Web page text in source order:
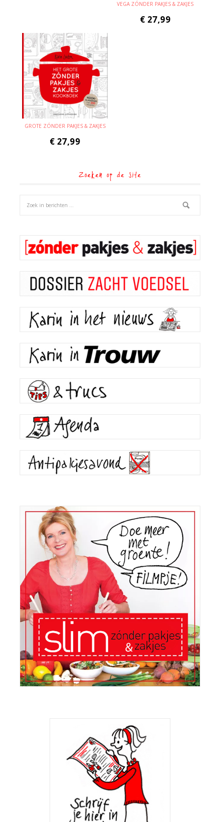
VEGA ZÓNDER PAKJES & ZAKJES
€ 27,99
GROTE ZÓNDER PAKJES & ZAKJES
€ 27,99
Zoeken op de site